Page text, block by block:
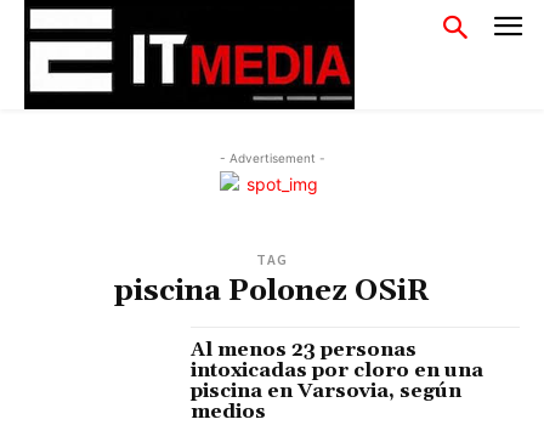
- Advertisement -
TAG
piscina Polonez OSiR
Al menos 23 personas
intoxicadas por cloro en una
piscina en Varsovia, según
medios